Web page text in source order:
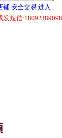
铺 安全交易.进入
发短信:18092389098